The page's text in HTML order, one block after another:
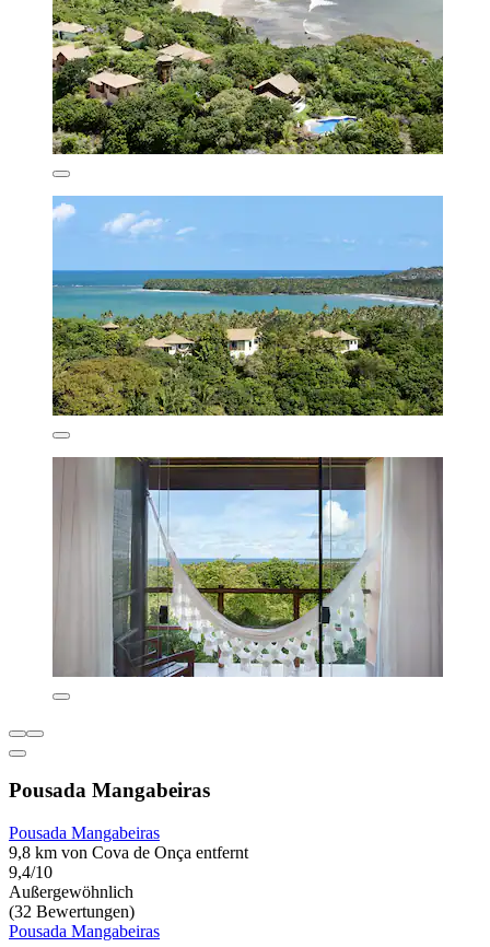
Pousada Mangabeiras
Pousada Mangabeiras
9,8 km von Cova de Onça entfernt
9,4/10
Außergewöhnlich
(32 Bewertungen)
Pousada Mangabeiras